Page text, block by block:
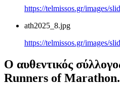
https://telmissos.gr/images/
ath2025_8.jpg
https://telmissos.gr/images/
Ο αυθεντικός
Runners of Marathon.